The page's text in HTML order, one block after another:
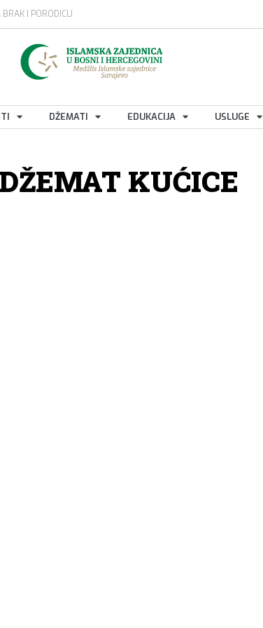
I PORODICU
DŽEMATI EDUKACIJA USLUGE
DŽEMAT KUĆICE